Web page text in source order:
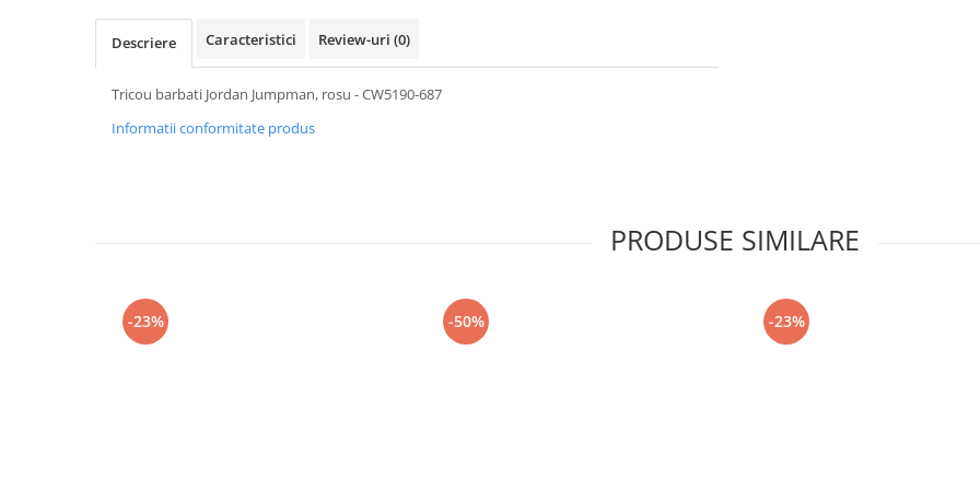
Descriere Caracteristici Review-uri (0)
Tricou barbati Jordan Jumpman, rosu - CW5190-687
Informatii conformitate produs
PRODUSE SIMILARE
-23% -50% -23%